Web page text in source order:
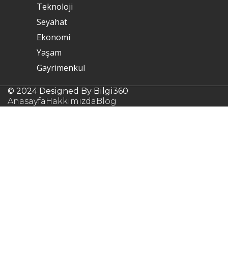
Teknoloji
Seyahat
Ekonomi
Yaşam
Gayrimenkul
© 2024 Designed By Bilgi360
Anasayfa Hakkımızda Blog